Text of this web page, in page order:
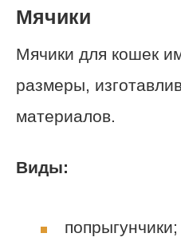
Мячики
Мячики для кошек
размеры,
материалов.
Виды:
попрыгунчики;